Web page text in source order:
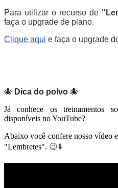
Para utilizar o recurso de
faça o upgrade de plano.
Clique aqui e faça o upgrade
🐙 Dica do polvo 🐙
Já conhece os treinamentos
disponíveis no YouTube?
Abaixo você confere nosso vídeo
"Lembretes". 😉⬇️